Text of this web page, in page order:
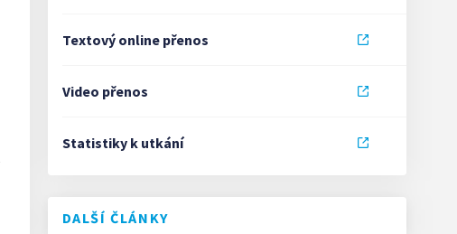
Textový online přenos
Video přenos
Statistiky k utkání
DALŠÍ ČLÁNKY